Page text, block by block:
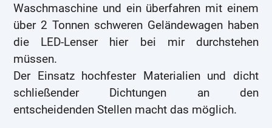
Waschmaschine und ein überfahren mit einem
über 2 Tonnen schweren Geländewagen haben
die LED-Lenser hier bei mir durchstehen
müssen.
Der Einsatz hochfester Materialien und dicht
schließender Dichtungen an den
entscheidenden Stellen macht das möglich.